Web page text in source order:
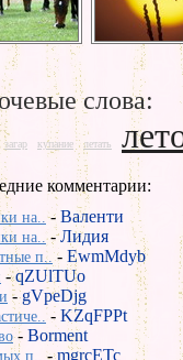
слова:
загар купание летать
комментарии:
на..- Валенти
на..-Лидия
п..- EwmMdyb
-qZUlTUo
-gVpeDjg
- KZqFPPt
- Borment
п.. -mgrcETc